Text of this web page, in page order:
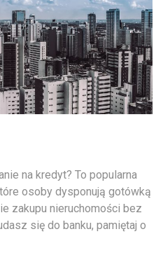
na kredyt? To popularna
osoby dysponują gotówką
zakupu nieruchomości bez
się do banku, pamiętaj o